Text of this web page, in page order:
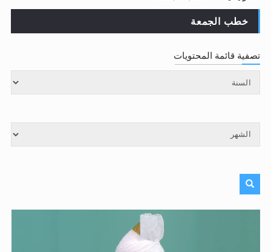
تعميم هامّ لأفراد الجماعة >> المزيد
تعميم هامّ لأفراد الجماعة >> المزيدخطب الجمعة
تصفية قائمة المحتويات